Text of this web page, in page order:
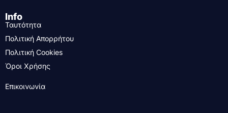
Info
Ταυτότητα
Πολιτική Απορρήτου
Πολιτική Cookies
Όροι Χρήσης
Επικοινωνία